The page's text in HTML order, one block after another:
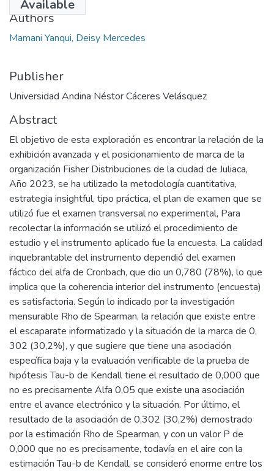
Available
Authors
Mamani Yanqui, Deisy Mercedes
Publisher
Universidad Andina Néstor Cáceres Velásquez
Abstract
El objetivo de esta exploración es encontrar la relación de la
exhibición avanzada y el posicionamiento de marca de la
organización Fisher Distribuciones de la ciudad de Juliaca,
Año 2023, se ha utilizado la metodología cuantitativa,
estrategia insightful, tipo práctica, el plan de examen que se
utilizó fue el examen transversal no experimental, Para
recolectar la información se utilizó el procedimiento de
estudio y el instrumento aplicado fue la encuesta. La calidad
inquebrantable del instrumento dependió del examen
fáctico del alfa de Cronbach, que dio un 0,780 (78%), lo que
implica que la coherencia interior del instrumento (encuesta)
es satisfactoria. Según lo indicado por la investigación
mensurable Rho de Spearman, la relación que existe entre
el escaparate informatizado y la situación de la marca de 0,
302 (30,2%), y que sugiere que tiene una asociación
específica baja y la evaluación verificable de la prueba de
hipótesis Tau-b de Kendall tiene el resultado de 0,000 que
no es precisamente Alfa 0,05 que existe una asociación
entre el avance electrónico y la situación. Por último, el
resultado de la asociación de 0,302 (30,2%) demostrado
por la estimación Rho de Spearman, y con un valor P de
0,000 que no es precisamente, todavía en el aire con la
estimación Tau-b de Kendall, se consideró enorme entre los